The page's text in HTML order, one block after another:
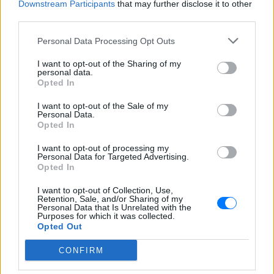
Downstream Participants that may further disclose it to other
Personal Data Processing Opt Outs
I want to opt-out of the Sharing of my
personal data.
Opted In
I want to opt-out of the Sale of my
Personal Data.
Opted In
I want to opt-out of processing my
Personal Data for Targeted Advertising.
Opted In
I want to opt-out of Collection, Use,
Retention, Sale, and/or Sharing of my
Personal Data that Is Unrelated with the
Purposes for which it was collected.
Opted Out
CONFIRM
ΔΕΙΤΕ ΕΠΙΣΗΣ
ΣΤΗΝ ΙΔΙΑ ΚΑΤΗΓΟΡΙΑ
Ουκρανία: Βίντεο σοκ με
19χρονο να οδηγείται με τη βία
ΣΉΜΕΡΑ
επιστράτευση στην Ουκρανία
επαναφέρει τη συζήτηση για το λεγόμενο
«busification».
19χρονο να οδηγείται με τη βία
«busification»